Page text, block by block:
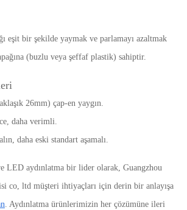
eşit bir şekilde yaymak ve parlamayı azaltmak
(buzlu veya şeffaf plastik) sahiptir.
26mm) çap-en yaygın.
daha verimli.
daha eski standart aşamalı.
LED aydınlatma bir lider olarak, Guangzhou
co, ltd müşteri ihtiyaçları için derin bir anlayışa
. Aydınlatma ürünlerimizin her çözümüne ileri